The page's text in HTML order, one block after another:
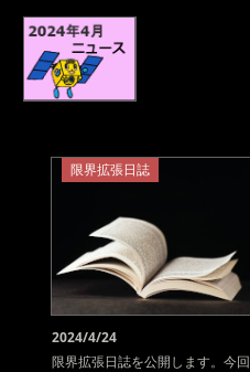
限界拡張日誌
2024/4/24
限界拡張日誌を公開します。今回